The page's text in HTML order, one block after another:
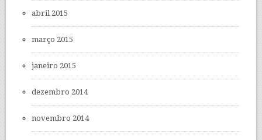
abril 2015
março 2015
janeiro 2015
dezembro 2014
novembro 2014